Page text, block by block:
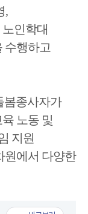
,
노인학대
수행하고
봄종사자가
육 노동 및
지원
원에서 다양한